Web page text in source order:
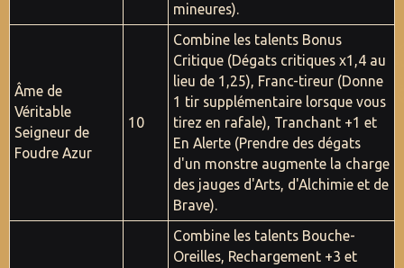
mineures).
Âme de
Véritable
Seigneur de
Foudre Azur
10
Combine les talents Bonus
Critique (Dégats critiques x1,4 au
lieu de 1,25), Franc-tireur (Donne
1 tir supplémentaire lorsque vous
tirez en rafale), Tranchant +1 et
En Alerte (Prendre des dégats
d'un monstre augmente la charge
des jauges d'Arts, d'Alchimie et de
Brave).
Combine les talents Bouche-
Oreilles, Rechargement +3 et